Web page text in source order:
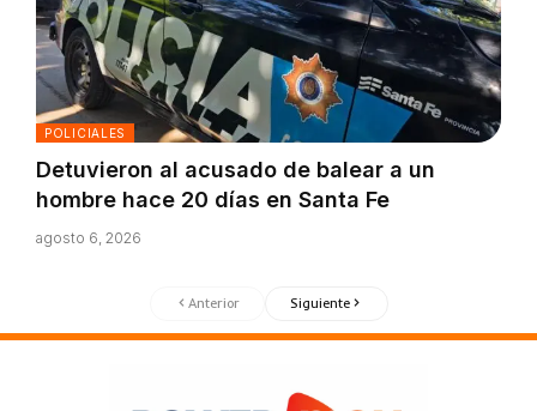
POLICIALES
Detuvieron al acusado de balear a un
hombre hace 20 días en Santa Fe
agosto 6, 2026
Anterior Siguiente